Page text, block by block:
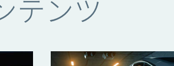
テンツ